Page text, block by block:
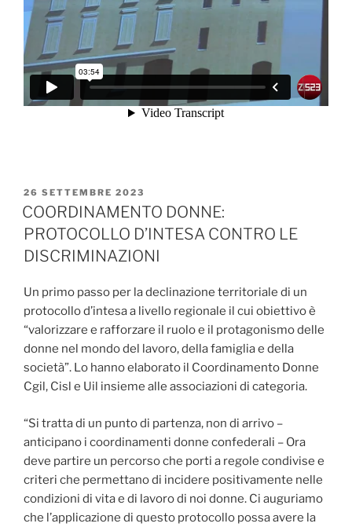
PUBBLICATO
IL
26 SETTEMBRE 2023
COORDINAMENTO DONNE:
PROTOCOLLO D’INTESA CONTRO LE
DISCRIMINAZIONI
Un primo passo per la declinazione territoriale di un
protocollo d’intesa a livello regionale il cui obiettivo è
“valorizzare e rafforzare il ruolo e il protagonismo delle
donne nel mondo del lavoro, della famiglia e della
società”. Lo hanno elaborato il Coordinamento Donne
Cgil, Cisl e Uil insieme alle associazioni di categoria.
“Si tratta di un punto di partenza, non di arrivo –
anticipano i coordinamenti donne confederali – Ora
deve partire un percorso che porti a regole condivise e
criteri che permettano di incidere positivamente nelle
condizioni di vita e di lavoro di noi donne. Ci auguriamo
che l’applicazione di questo protocollo possa avere la